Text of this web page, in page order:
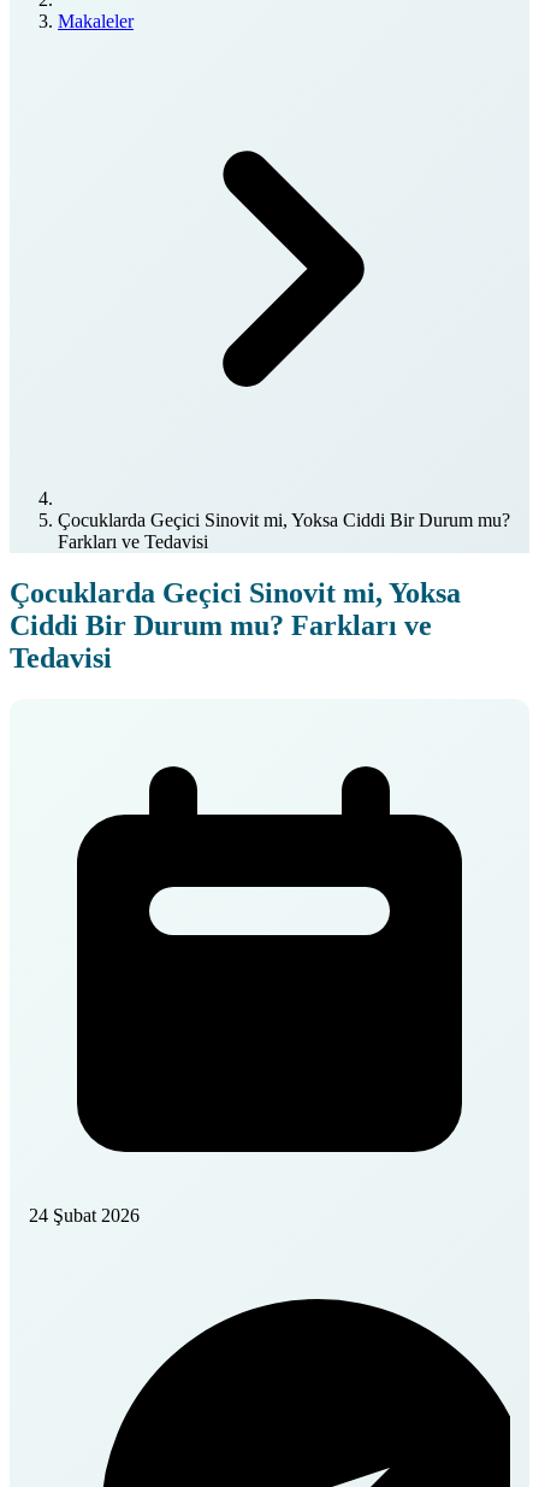
Makaleler
Çocuklarda Geçici Sinovit mi, Yoksa Ciddi Bir Durum mu?
Farkları ve Tedavisi
Çocuklarda Geçici Sinovit mi, Yoksa
Ciddi Bir Durum mu? Farkları ve
Tedavisi
24 Şubat 2026